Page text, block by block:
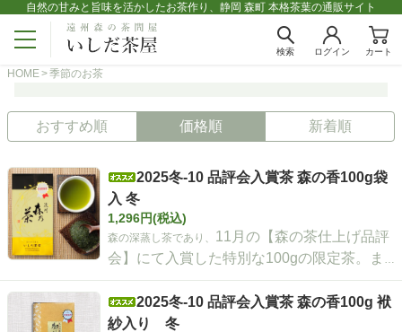
自然の甘みと旨味を活かしたお茶作り、静岡 森町 本格茶葉の通販サイト
検索 ログイン カート
HOME 季節のお茶
おすすめ順 価格順 新着順
2025冬-10 品評会入賞茶 森の香100g袋
入 冬
1,296円(税込)
森の深蒸し茶であり、 11月の【森の茶仕上げ品評
会】にて入賞した特別な100gの限定茶。ま
ろやかなコクと深みのある味わいが特徴。甘
味を感じる贈り物に最適。真空窒素充填パッ
クで鮮度保持。保存方法にも配慮。
2025冬-10 品評会入賞茶 森の香100g 袱
紗入り 冬